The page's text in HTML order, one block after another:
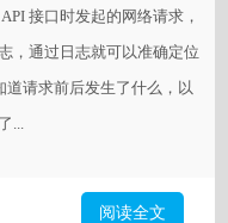
接口时发起的网络请求，
，通过日志就可以准确定位
道请求前后发生了什么，以
...
阅读全文